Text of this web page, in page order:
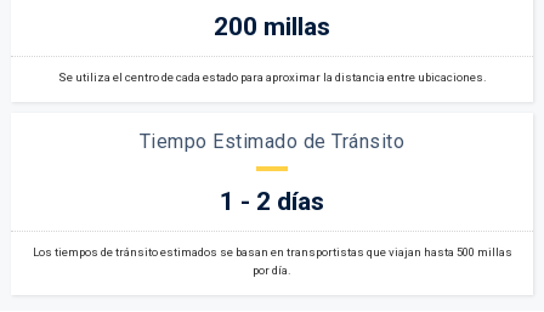
200 millas
Se utiliza el centro de cada estado para aproximar la distancia entre ubicaciones.
Tiempo Estimado de Tránsito
1 - 2 días
Los tiempos de tránsito estimados se basan en transportistas que viajan hasta 500 millas
por día.